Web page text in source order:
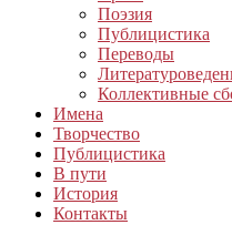
Поэзия
Публицистика
Переводы
Коллективные
Имена
Творчество
Публицистика
В пути
История
Контакты